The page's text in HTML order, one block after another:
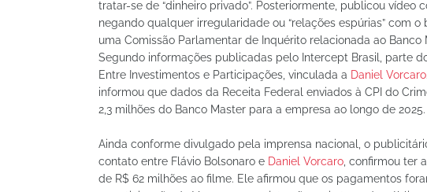
tratar-se de “dinheiro privado”. Posteriormente, publicou vídeo
negando qualquer irregularidade ou “relações espúrias” com
uma Comissão Parlamentar de Inquérito relacionada ao Banco
Segundo informações publicadas pelo Intercept Brasil, parte
Entre Investimentos e Participações, vinculada a Daniel Vorcaro
informou que dados da Receita Federal enviados à CPI do
2,3 milhões do Banco Master para a empresa ao longo de 2025.
Ainda conforme divulgado pela imprensa nacional, o
contato entre Flávio Bolsonaro e Daniel Vorcaro, confirmou ter
de R$ 62 milhões ao filme. Ele afirmou que os pagamentos